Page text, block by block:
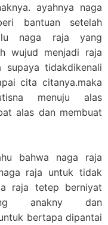
ayahnya naga
bantuan setelah
naga raja yang
wujud menjadi raja
tidakdikenali
cita citanya.maka
menuju alas
alas dan membuat
bahwa naga raja
raja untuk tidak
raja tetep berniyat
anakny dan
bertapa dipantai